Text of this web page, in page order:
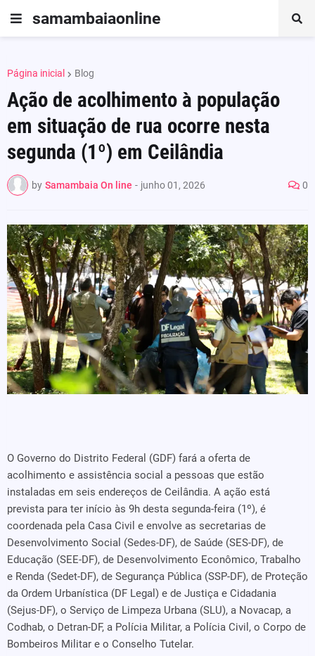
samambaiaonline
Página inicial Blog
Ação de acolhimento à população
em situação de rua ocorre nesta
segunda (1º) em Ceilândia
by Samambaia On line - junho 01, 2026 0
O Governo do Distrito Federal (GDF) fará a oferta de
acolhimento e assistência social a pessoas que estão
instaladas em seis endereços de Ceilândia. A ação está
prevista para ter início às 9h desta segunda-feira (1º), é
coordenada pela Casa Civil e envolve as secretarias de
Desenvolvimento Social (Sedes-DF), de Saúde (SES-DF), de
Educação (SEE-DF), de Desenvolvimento Econômico, Trabalho
e Renda (Sedet-DF), de Segurança Pública (SSP-DF), de Proteção
da Ordem Urbanística (DF Legal) e de Justiça e Cidadania
(Sejus-DF), o Serviço de Limpeza Urbana (SLU), a Novacap, a
Codhab, o Detran-DF, a Polícia Militar, a Polícia Civil, o Corpo de
Bombeiros Militar e o Conselho Tutelar.